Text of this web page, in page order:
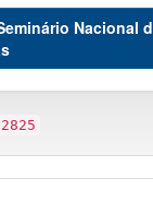
Nacional